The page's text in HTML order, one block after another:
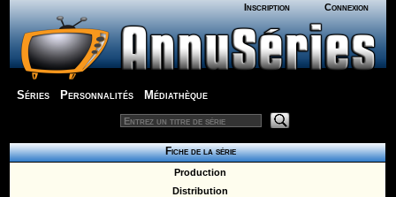
Inscription Connexion
Séries Personnalités Médiathèque
Fiche de la série
Production
Distribution